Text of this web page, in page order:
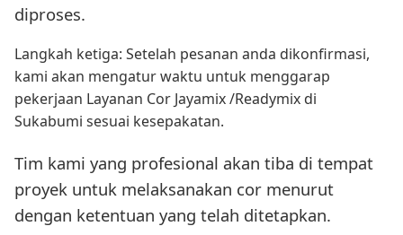
diproses.
Langkah ketiga: Setelah pesanan anda dikonfirmasi,
kami akan mengatur waktu untuk menggarap
pekerjaan Layanan Cor Jayamix /Readymix di
Sukabumi sesuai kesepakatan.
Tim kami yang profesional akan tiba di tempat
proyek untuk melaksanakan cor menurut
dengan ketentuan yang telah ditetapkan.